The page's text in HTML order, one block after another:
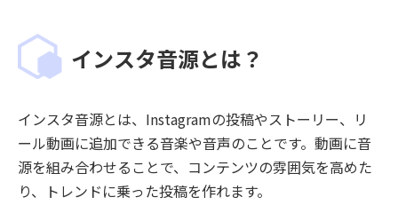
インスタ音源とは？
インスタ音源とは、Instagramの投稿やストーリー、リ
ール動画に追加できる音楽や音声のことです。動画に音
源を組み合わせることで、コンテンツの雰囲気を高めた
り、トレンドに乗った投稿を作れます。